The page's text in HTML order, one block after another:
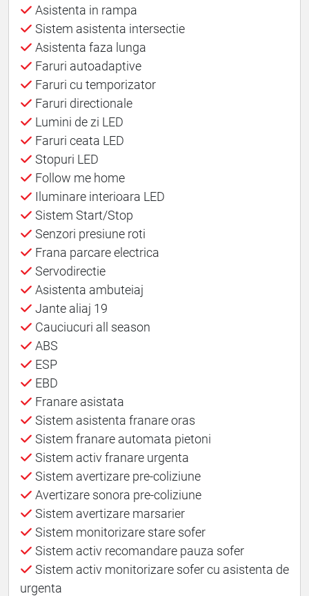
Asistenta in rampa
Sistem asistenta intersectie
Asistenta faza lunga
Faruri autoadaptive
Faruri cu temporizator
Faruri directionale
Lumini de zi LED
Faruri ceata LED
Stopuri LED
Follow me home
Iluminare interioara LED
Sistem Start/Stop
Senzori presiune roti
Frana parcare electrica
Servodirectie
Asistenta ambuteiaj
Jante aliaj 19
Cauciucuri all season
ABS
ESP
EBD
Franare asistata
Sistem asistenta franare oras
Sistem franare automata pietoni
Sistem activ franare urgenta
Sistem avertizare pre-coliziune
Avertizare sonora pre-coliziune
Sistem avertizare marsarier
Sistem monitorizare stare sofer
Sistem activ recomandare pauza sofer
Sistem activ monitorizare sofer cu asistenta de
urgenta